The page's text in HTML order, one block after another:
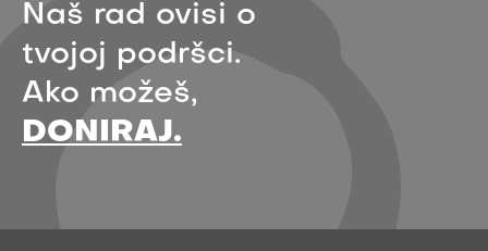
Naš rad ovisi o
tvojoj podršci.
Ako možeš,
DONIRAJ.